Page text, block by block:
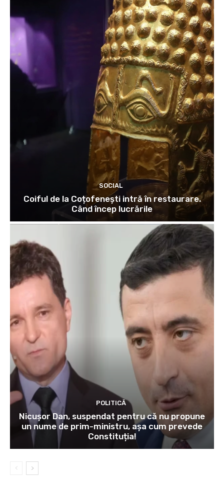
SOCIAL
Coiful de la Coțofenești intră în restaurare.
Când încep lucrările
POLITICĂ
Nicușor Dan, suspendat pentru că nu propune
un nume de prim-ministru, așa cum prevede
Constituția!